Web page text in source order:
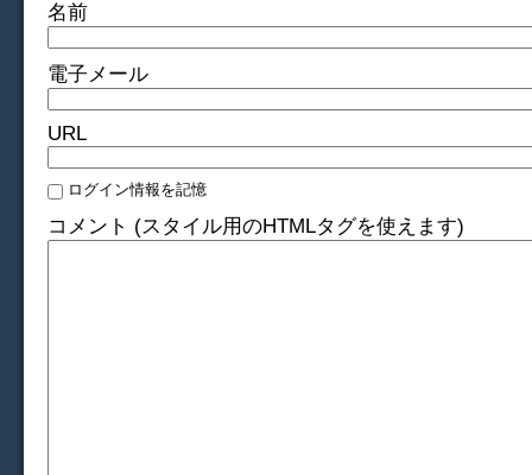
名前
電子メール
URL
ログイン情報を記憶
コメント (スタイル用のHTMLタグを使えます)